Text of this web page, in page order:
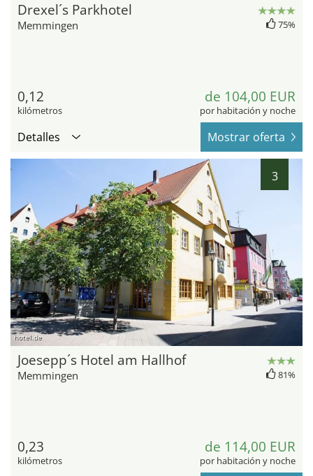
Drexel´s Parkhotel
Memmingen 75%
0,12
kilómetros
de 104,00 EUR
por habitación y noche
Detalles Mostrar oferta
3
hotel.de
Joesepp´s Hotel am Hallhof
Memmingen 81%
0,23
kilómetros
de 114,00 EUR
por habitación y noche